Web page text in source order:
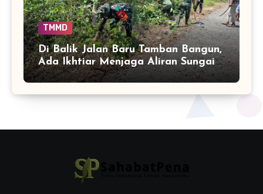
TMMD
Di Balik Jalan Baru Tamban Bangun,
Ada Ikhtiar Menjaga Aliran Sungai
Tetap Hidup